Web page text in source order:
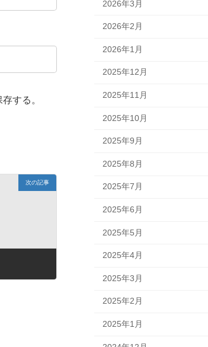
する。
次の記事
2026年3月
2026年2月
2026年1月
2025年12月
2025年11月
2025年10月
2025年9月
2025年8月
2025年7月
2025年6月
2025年5月
2025年4月
2025年3月
2025年2月
2025年1月